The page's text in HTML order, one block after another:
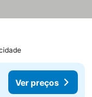
Ver preços